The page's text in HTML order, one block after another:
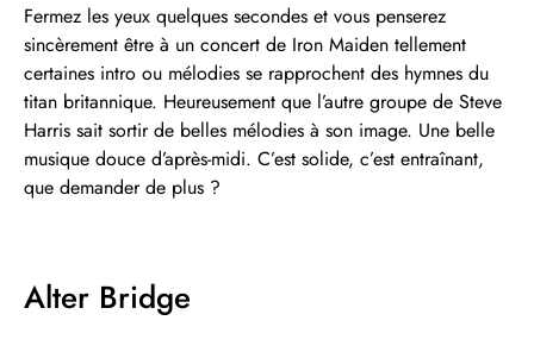
Fermez les yeux quelques secondes et vous penserez
sincèrement être à un concert de Iron Maiden tellement
certaines intro ou mélodies se rapprochent des hymnes du
titan britannique. Heureusement que l’autre groupe de Steve
Harris sait sortir de belles mélodies à son image. Une belle
musique douce d’après-midi. C’est solide, c’est entraînant,
que demander de plus ?
Alter Bridge